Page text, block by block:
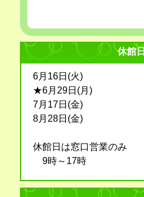
休館日
6月16日(火)
★6月29日(月)
7月17日(金)
8月28日(金)
休館日は窓口営業のみ
9時～17時